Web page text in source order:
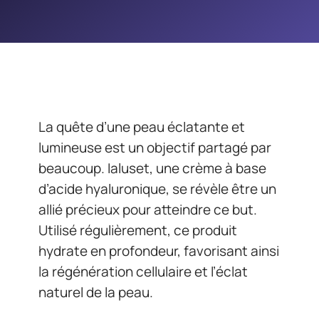
La quête d’une peau éclatante et
lumineuse est un objectif partagé par
beaucoup. Ialuset, une crème à base
d’acide hyaluronique, se révèle être un
allié précieux pour atteindre ce but.
Utilisé régulièrement, ce produit
hydrate en profondeur, favorisant ainsi
la régénération cellulaire et l’éclat
naturel de la peau.